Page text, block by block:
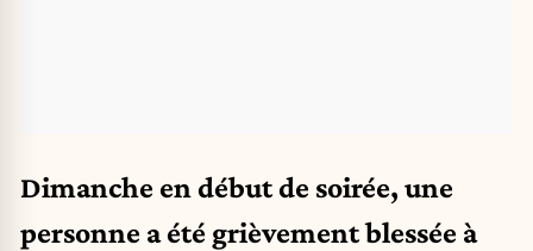
Dimanche en début de soirée, une
personne a été grièvement blessée à